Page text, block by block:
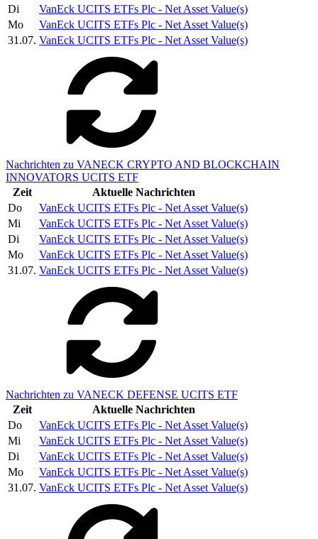
Di
VanEck UCITS ETFs Plc - Net Asset Value(s)
Mo
VanEck UCITS ETFs Plc - Net Asset Value(s)
31.07. VanEck UCITS ETFs Plc - Net Asset Value(s)
Nachrichten zu VANECK CRYPTO AND BLOCKCHAIN
INNOVATORS UCITS ETF
Zeit
Aktuelle Nachrichten
Do
VanEck UCITS ETFs Plc - Net Asset Value(s)
Mi
VanEck UCITS ETFs Plc - Net Asset Value(s)
Di
VanEck UCITS ETFs Plc - Net Asset Value(s)
Mo
VanEck UCITS ETFs Plc - Net Asset Value(s)
31.07. VanEck UCITS ETFs Plc - Net Asset Value(s)
Nachrichten zu VANECK DEFENSE UCITS ETF
Zeit
Aktuelle Nachrichten
Do
VanEck UCITS ETFs Plc - Net Asset Value(s)
Mi
VanEck UCITS ETFs Plc - Net Asset Value(s)
Di
VanEck UCITS ETFs Plc - Net Asset Value(s)
Mo
VanEck UCITS ETFs Plc - Net Asset Value(s)
31.07. VanEck UCITS ETFs Plc - Net Asset Value(s)